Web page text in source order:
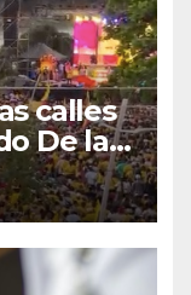
calles
De la